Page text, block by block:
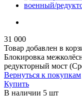
31 000
Товар добавлен в
Блокировка
редукторный мост
Вернуться к покупкам
Купить
В наличии 5 шт